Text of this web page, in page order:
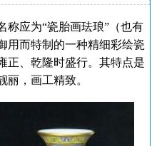
称应为“瓷胎画珐琅”（也有
用而特制的一种精细彩绘瓷
正、乾隆时盛行。其特点是
丽，画工精致。